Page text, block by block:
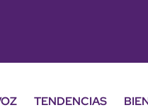
TENDENCIAS